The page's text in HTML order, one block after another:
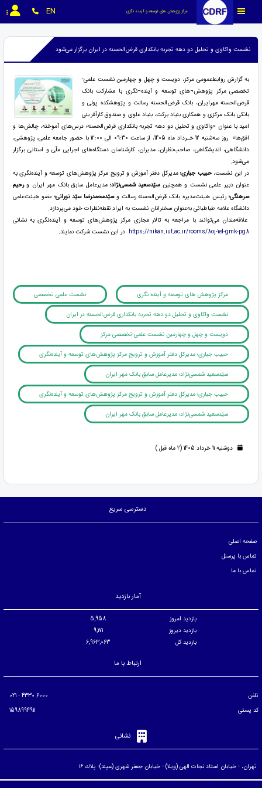
مرکز پژوهش های توسعه و آینده نگری EN
نشست واکاوی و تحلیل دو دهه تجربه بانکداری قرض‌الحسنه در ایران برگزار می‌شود
به گزارش روابط‌عمومی مرکز، دویست و چهل و چهارمین نشست علمی-
تخصصی مرکز پژوهش¬های توسعه و آینده¬نگری با مشارکت بانک
قرض‌الحسنه مهرایران، بانک قرض‌الحسنه رسالت و پژوهشکده پولی و
بانکی بانک مرکزی و همکاری بنیاد برکت، بنیاد علوی و صندوق کارآفرینی
امید با عنوان «واکاوی و تحلیل دو دهه تجربه بانکداری قرض‌الحسنه؛ درس‌های آموخته، چالش‌ها و
افق‌ها» روز سه‌شنبه 12 خـرداد ماه 1405، از ساعت 09:30 الی 12:00 با حضور جامعه علمی، پژوهشی،
دانشگاهی، اندیشگاهی، صاحب‌نظران، مدیران، کارشناسان دستگاه‌های اجرایی ملّی و استانی برگزار
می‌شود.
در این نشست،حبیب جباری؛مدیرکل دفتر آموزش و ترویج مرکز پژوهش‌های توسعه و آینده‌نگری به
عنوان دبیر علمی نشست و همچنینسیّدسعید شمسی‌نژاد؛مدیرعامل سابق بانک مهر ایران ورحیم
سرهنگی؛ رئیس هیئت‌مدیره بانک قرض‌الحسنه رسالت و سیّدمحمدرضا سیّد نورانی؛عضو هیئت‌علمی
دانشگاه علامه طباطبائی به‌عنوان سخنرانان نشست به ایراد نقطه‌نظرات خود می‌پردازد.
علاقه‌مندان می‌توانند با مراجعه به تالار مجازی مرکز پژوهش‌های توسعه و آینده‌نگری به نشانی
https://nikan.iut.ac.ir/rooms/8oj-1el-gmk-pg8 در این نشست شرکت نمایند.
مرکز پژوهش های توسعه و آینده نگری نشست علمی تخصصی
نشست واکاوی و تحلیل دو دهه تجربه بانکداری قرض‌الحسنه در ایران
دویست و چهل و چهارمین نشست علمی-تخصصی مرکز
حبیب جباری؛ مدیرکل دفتر آموزش و ترویج مرکز پژوهش‌های توسعه و آینده‌نگری
سیّدسعید شمسی‌نژاد؛ مدیرعامل سابق بانک مهر ایران
حبیب جباری؛ مدیرکل دفتر آموزش و ترویج مرکز پژوهش‌های توسعه و آینده‌نگری
سیّدسعید شمسی‌نژاد؛ مدیرعامل سابق بانک مهر ایران
دوشنبه 11 خرداد 1405 (2 ماه قبل )
دسترسی سریع
صفحه اصلی
تماس با پرسنل
تماس با ما
آمار بازدید
بازدید امروز
5,958
بازدید دیروز
9,171
بازدید کل
6,963,063
ارتباط با ما
تلفن
کد پستی
نشانی
تهران، - خيابان استاد نجات الهی (ويلا) - خيابان جعفر شهری (سپند)- پلاك ۱۶